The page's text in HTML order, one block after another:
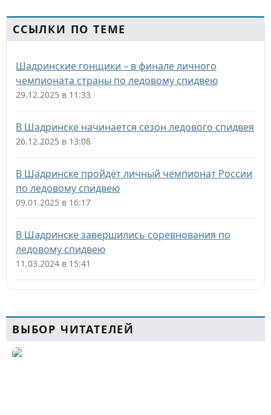
ССЫЛКИ ПО ТЕМЕ
Шадринские гонщики – в финале личного
чемпионата страны по ледовому спидвею
29.12.2025 в 11:33
В Шадринске начинается сезон ледового спидвея
26.12.2025 в 13:08
В Шадринске пройдёт личный чемпионат России
по ледовому спидвею
09.01.2025 в 16:17
В Шадринске завершились соревнования по
ледовому спидвею
11.03.2024 в 15:41
ВЫБОР ЧИТАТЕЛЕЙ